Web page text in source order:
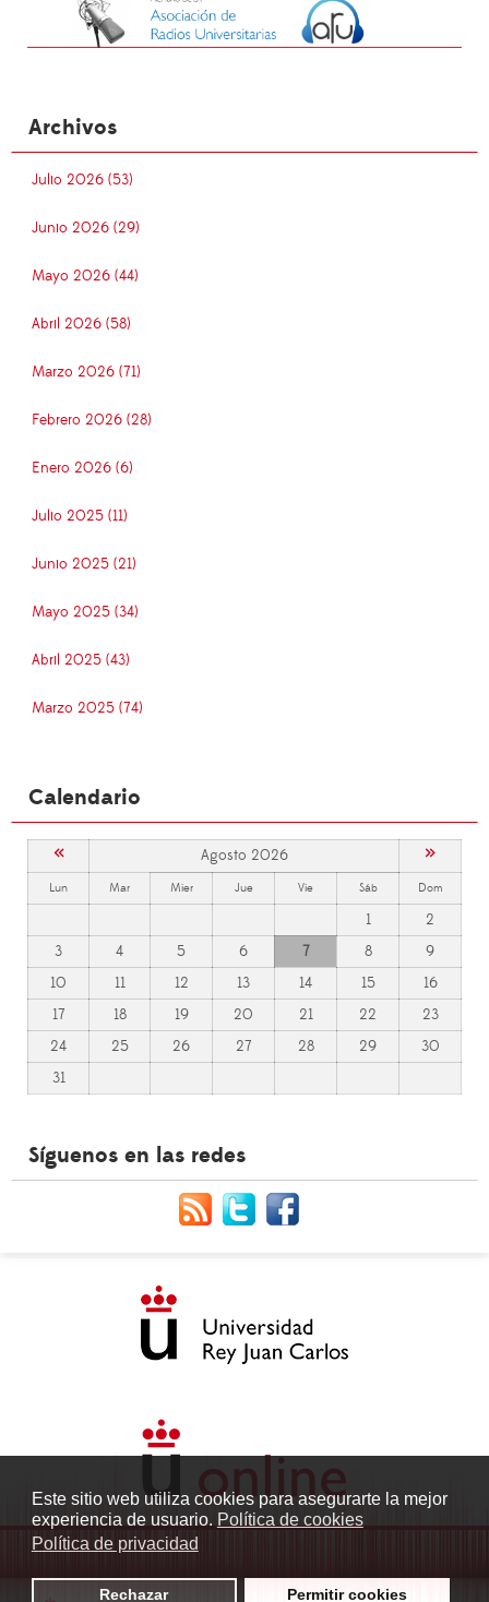
Este sitio web utiliza cookies para asegurarte la mejor
experiencia de usuario. Política de cookies
Política de privacidad
Rechazar Permitir cookies
Archivos
Julio 2026 (53)
Junio 2026 (29)
Mayo 2026 (44)
Abril 2026 (58)
Marzo 2026 (71)
Febrero 2026 (28)
Enero 2026 (6)
Julio 2025 (11)
Junio 2025 (21)
Mayo 2025 (34)
Abril 2025 (43)
Marzo 2025 (74)
Calendario
« Agosto 2026 »
Lun Mar Mier Jue Vie Sáb Dom
1
2
3
4 5 6 7 8
9
10
11 12 13 14 15
16
17
18 19 20 21 22
23
24
25 26 27 28 29
30
31
Síguenos en las redes